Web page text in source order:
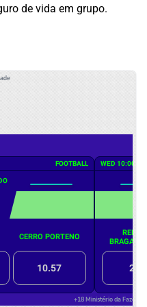
de vida em grupo.